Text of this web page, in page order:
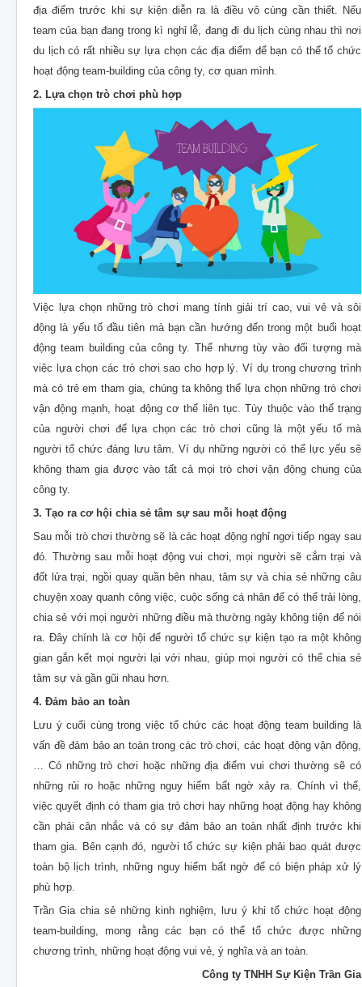
địa điểm trước khi sự kiện diễn ra là điều vô cùng cần thiết. Nếu
team của bạn đang trong kì nghỉ lễ, đang đi du lịch cùng nhau thì nơi
du lịch có rất nhiều sự lựa chọn các địa điểm để bạn có thể tổ chức
hoạt động team-building của công ty, cơ quan mình.
2. Lựa chọn trò chơi phù hợp
Việc lựa chọn những trò chơi mang tính giải trí cao, vui vẻ và sôi
động là yếu tố đầu tiên mà bạn cần hướng đến trong một buổi hoạt
động team building của công ty. Thế nhưng tùy vào đối tượng mà
việc lựa chọn các trò chơi sao cho hợp lý. Ví dụ trong chương trình
mà có trẻ em tham gia, chúng ta không thể lựa chọn những trò chơi
vận động mạnh, hoạt động cơ thể liên tục. Tùy thuộc vào thể trạng
của người chơi để lựa chọn các trò chơi cũng là một yếu tố mà
người tổ chức đáng lưu tâm. Ví dụ những người có thể lực yếu sẽ
không tham gia được vào tất cả mọi trò chơi vận động chung của
công ty.
3. Tạo ra cơ hội chia sẻ tâm sự sau mỗi hoạt động
Sau mỗi trò chơi thường sẽ là các hoạt động nghỉ ngơi tiếp ngay sau
đó. Thường sau mỗi hoạt động vui chơi, mọi người sẽ cắm trại và
đốt lửa trại, ngồi quay quần bên nhau, tâm sự và chia sẻ những câu
chuyện xoay quanh công việc, cuộc sống cá nhân để có thể trải lòng,
chia sẻ với mọi người những điều mà thường ngày không tiện để nói
ra. Đây chính là cơ hội để người tổ chức sự kiện tạo ra một không
gian gắn kết mọi người lại với nhau, giúp mọi người có thể chia sẻ
tâm sự và gần gũi nhau hơn.
4. Đảm bảo an toàn
Lưu ý cuối cùng trong việc tổ chức các hoạt động team building là
vấn đề đảm bảo an toàn trong các trò chơi, các hoạt động vận động,
… Có những trò chơi hoặc những địa điểm vui chơi thường sẽ có
những rủi ro hoặc những nguy hiểm bất ngờ xảy ra. Chính vì thế,
việc quyết định có tham gia trò chơi hay những hoạt động hay không
cần phải cân nhắc và có sự đảm bảo an toàn nhất định trước khi
tham gia. Bên cạnh đó, người tổ chức sự kiện phải bao quát được
toàn bộ lịch trình, những nguy hiểm bất ngờ để có biện pháp xử lý
phù hợp.
Trần Gia chia sẻ những kinh nghiệm, lưu ý khi tổ chức hoạt động
team-building, mong rằng các bạn có thể tổ chức được những
chương trình, những hoạt động vui vẻ, ý nghĩa và an toàn.
Công ty TNHH Sự Kiện Trần Gia